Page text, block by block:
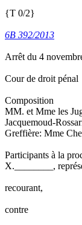
{T 0/2}
6B 392/2013
Arrêt du 4
Cour de droit pénal
Composition
MM. et Mme les
Jacquemoud-
Greffière: Mme
Participants à la
X.________,
recourant,
contre